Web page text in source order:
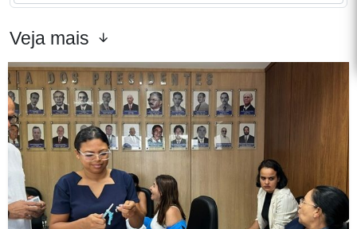
Veja mais